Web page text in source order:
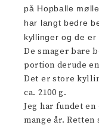
på Hopballe
har langt bedre
kyllinger og de er
De smager bare
portion derude
Det er store
ca. 2100 g.
Jeg har fundet
mange år.